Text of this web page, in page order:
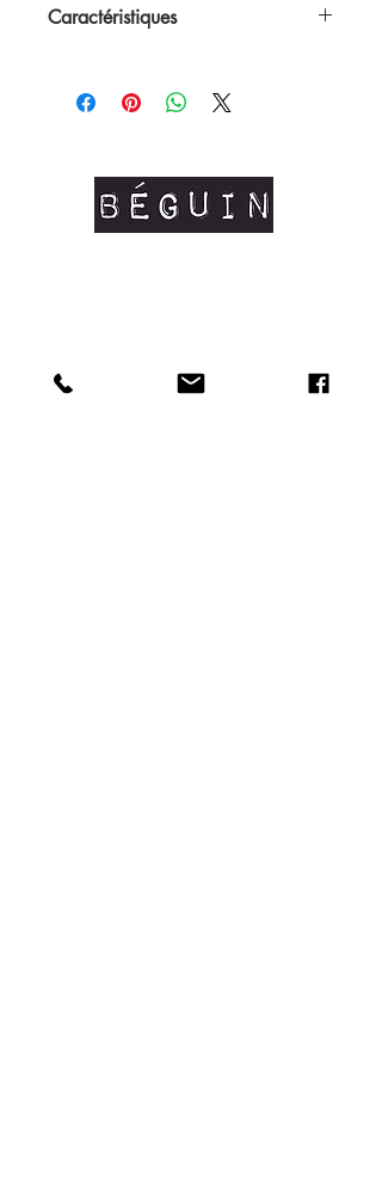
mais nous recommandons néanmoins un
Caractéristiques
Unisex (convient aux femmes et aux
hommes)
organique certifié OCS #coton bio
Manches courtes
Coutures latérales